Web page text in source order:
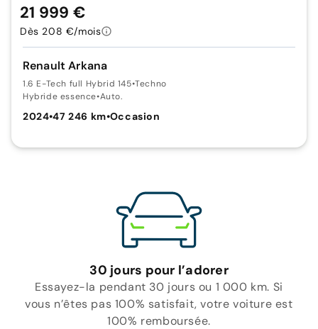
Renault Arkana
1.6 E-Tech full Hybrid 145•Techno
Hybride essence•Auto.
2024•47 246 km•Occasion
21 999 €
Dès 208 €/mois
30 jours pour l’adorer
Essayez-la pendant 30 jours ou 1 000 km. Si
vous n’êtes pas 100% satisfait, votre voiture est
100% remboursée.